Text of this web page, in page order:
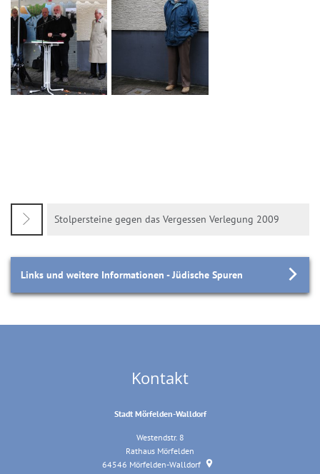
Stolpersteine gegen das Vergessen Verlegung 2009
Links und weitere Informationen - Jüdische Spuren
Kontakt
Stadt Mörfelden-Walldorf
Westendstr. 8
Rathaus Mörfelden
64546 Mörfelden-Walldorf